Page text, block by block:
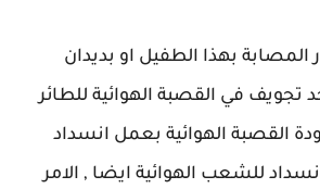
المصابة بهذا الطفيل او بديدان
تجويف في القصبة الهوائية للطائر
القصبة الهوائية بعمل انسداد
للشعب الهوائية ايضا , الامر